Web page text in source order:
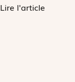
Lire l'article